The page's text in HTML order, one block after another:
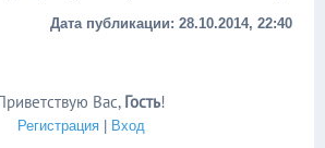
Дата публикации: 28.10.2014, 22:40
Вас, Гость!
Регистрация| Вход